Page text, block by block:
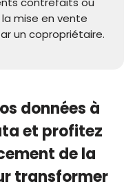
la mise en vente
un copropriétaire.
données à
et profitez
de la
transformer